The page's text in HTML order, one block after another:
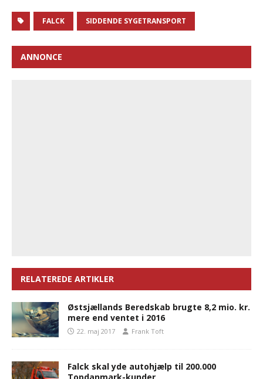
FALCK SIDDENDE SYGETRANSPORT
ANNONCE
RELATEREDE ARTIKLER
Østsjællands Beredskab brugte 8,2 mio. kr.
mere end ventet i 2016
22. maj 2017 Frank Toft
Falck skal yde autohjælp til 200.000